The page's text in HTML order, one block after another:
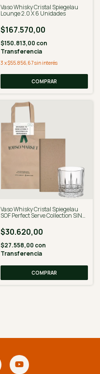
Vaso Whisky Cristal Spiegelau
Lounge 2.0 X 6 Unidades
$167.570,00
$150.813,00 con
Transferencia
3 x$55.856,67sin interés
Vaso Whisky Cristal Spiegelau
SOF Perfect Serve Collection SIN
$30.620,00
$27.558,00 con
Transferencia